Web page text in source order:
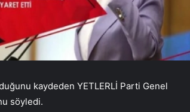
kaydeden YETLERLİ Parti Genel
söyledi.